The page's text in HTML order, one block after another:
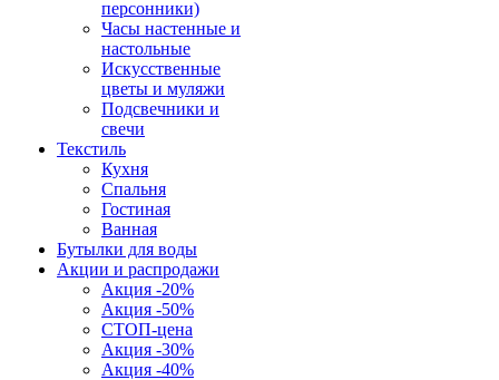
персонники)
Часы настенные и
настольные
Искусственные
цветы и муляжи
Подсвечники и
свечи
Текстиль
Кухня
Спальня
Гостиная
Ванная
Бутылки для воды
Акции и распродажи
Акция -20%
Акция -50%
СТОП-цена
Акция -30%
Акция -40%